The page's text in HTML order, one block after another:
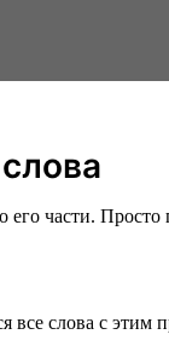
части. Просто
все слова с этим